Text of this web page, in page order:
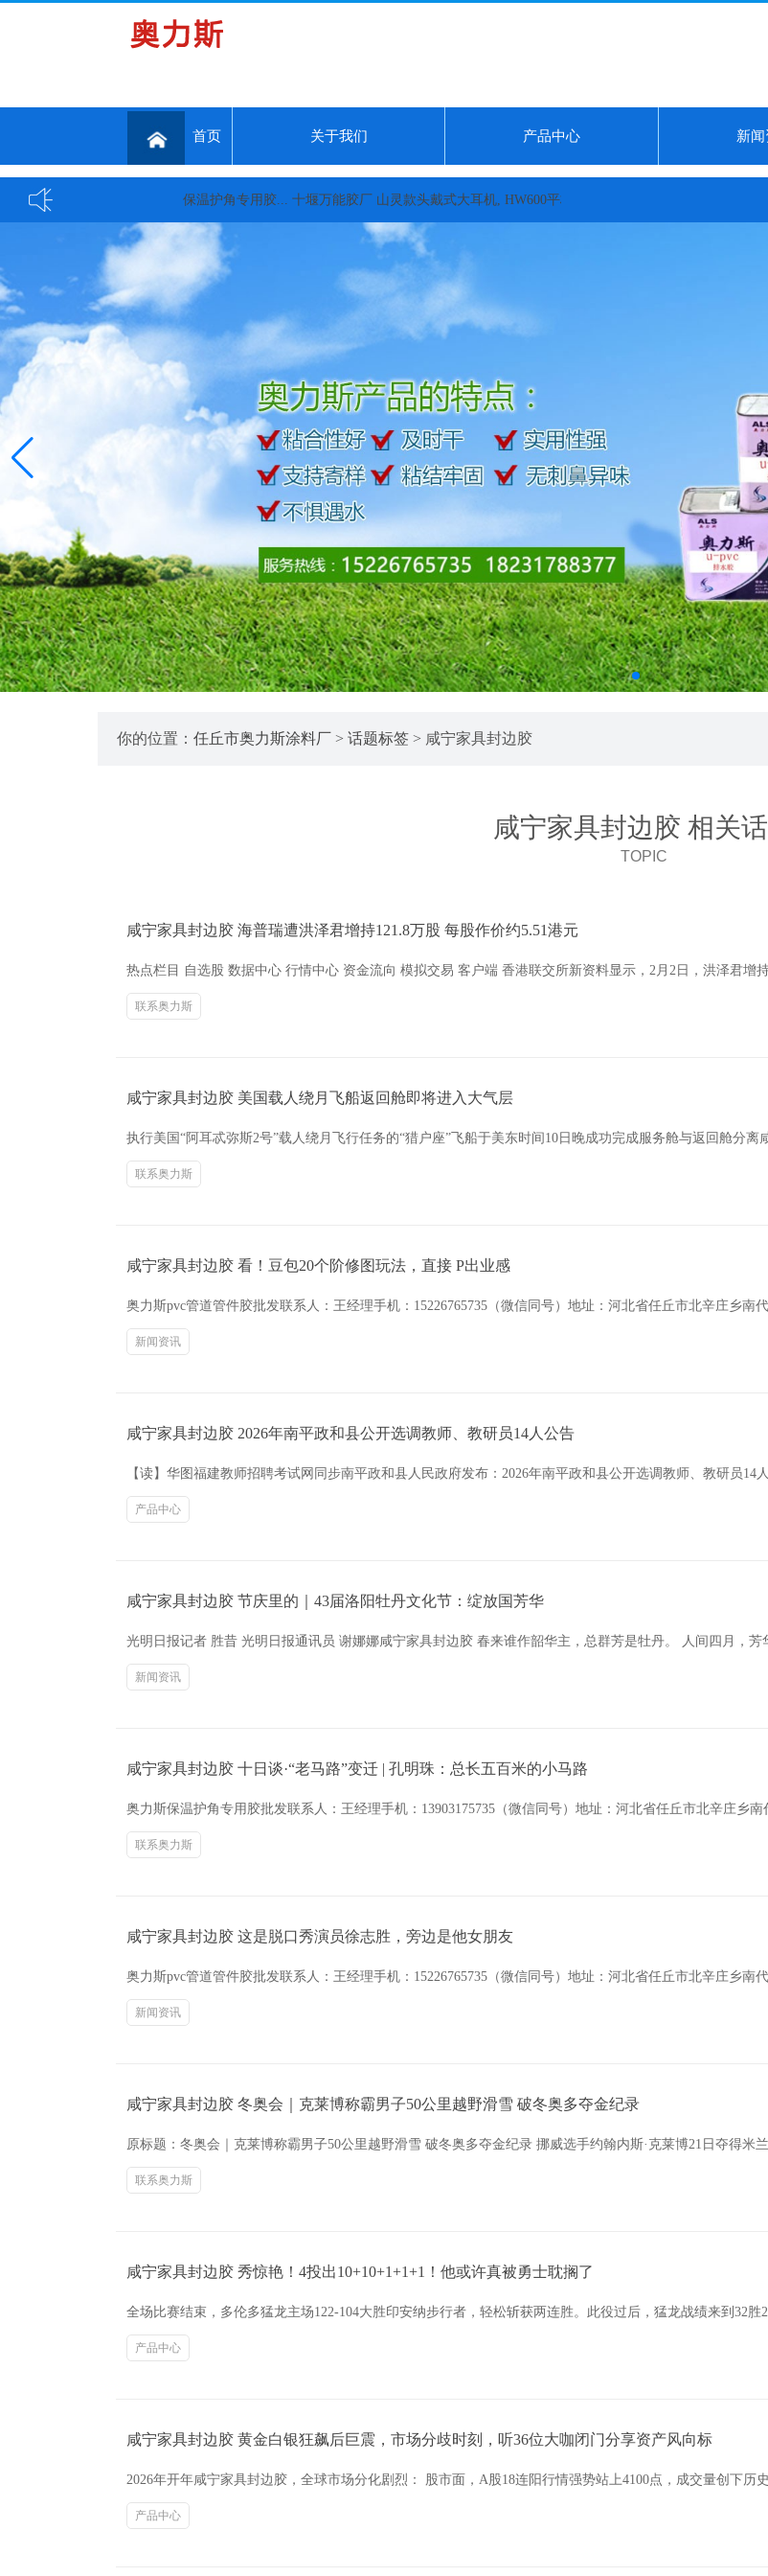
首页 关于我们 产品中心 新
保温护角专用胶... 十堰万能胶厂 山灵款头戴式大耳机, HW600平板耳机体验记录...
你的位置： 任丘市奥力斯涂料厂 > 话题标签 > 咸宁家具封边胶
咸宁家具封边胶 相关
TOPIC
咸宁家具封边胶 海普瑞遭洪泽君增持121.8万股 每股作价约5.51港元
热点栏目 自选股 数据中心 行情中心 资金流向 模拟交易 客户端 香港联交所新资料显示，2月2日，洪泽君增
联系奥力斯
咸宁家具封边胶 美国载人绕月飞船返回舱即将进入大气层
执行美国“阿耳忒弥斯2号”载人绕月飞行任务的“猎户座”飞船于美东时间10日晚成功完成服务舱与返回舱分
联系奥力斯
咸宁家具封边胶 看！豆包20个阶修图玩法，直接 P出业感
奥力斯pvc管道管件胶批发联系人：王经理手机：15226765735（微信同号）地址：河北省任丘市北辛庄乡
新闻资讯
咸宁家具封边胶 2026年南平政和县公开选调教师、教研员14人公告
【读】华图福建教师招聘考试网同步南平政和县人民政府发布：2026年南平政和县公开选调教师、教研员
产品中心
咸宁家具封边胶 节庆里的｜43届洛阳牡丹文化节：绽放国芳华
光明日报记者 胜昔 光明日报通讯员 谢娜娜咸宁家具封边胶 春来谁作韶华主，总群芳是牡丹。 人间四月，
新闻资讯
咸宁家具封边胶 十日谈·“老马路”变迁 | 孔明珠：总长五百米的小马路
奥力斯保温护角专用胶批发联系人：王经理手机：13903175735（微信同号）地址：河北省任丘市北辛庄乡
联系奥力斯
咸宁家具封边胶 这是脱口秀演员徐志胜，旁边是他女朋友
奥力斯pvc管道管件胶批发联系人：王经理手机：15226765735（微信同号）地址：河北省任丘市北辛庄乡南
新闻资讯
咸宁家具封边胶 冬奥会｜克莱博称霸男子50公里越野滑雪 破冬奥多夺金纪录
原标题：冬奥会｜克莱博称霸男子50公里越野滑雪 破冬奥多夺金纪录 挪威选手约翰内斯·克莱博21日夺得
联系奥力斯
咸宁家具封边胶 秀惊艳！4投出10+10+1+1+1！他或许真被勇士耽搁了
全场比赛结束，多伦多猛龙主场122-104大胜印安纳步行者，轻松斩获两连胜。此役过后，猛龙战绩来到32
产品中心
咸宁家具封边胶 黄金白银狂飙后巨震，市场分歧时刻，听36位大咖闭门分享资产风向标
2026年开年咸宁家具封边胶，全球市场分化剧烈： 股市面，A股18连阳行情强势站上4100点，成交量创下
产品中心